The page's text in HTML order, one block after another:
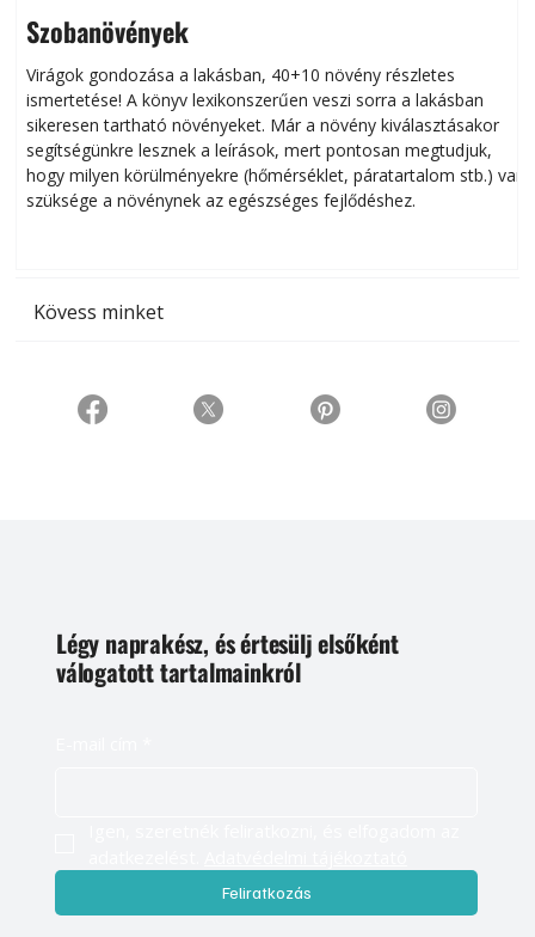
Szobanövények
Virágok gondozása a lakásban, 40+10 növény részletes
ismertetése! A könyv lexikonszerűen veszi sorra a lakásban
sikeresen tart­ha­tó növényeket. Már a növény kiválasztásakor
segítségünkre lesznek a leírások, mert pontosan megtudjuk,
hogy milyen körülményekre (hőmérséklet, páratartalom stb.) van
szüksége a növénynek az egészséges fejlődéshez.
Kövess minket
Légy naprakész, és értesülj elsőként
válogatott tartalmainkról
Feliratkozás